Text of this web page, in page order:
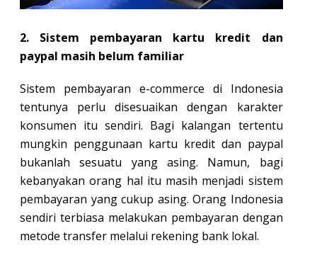
2. Sistem pembayaran kartu kredit dan
paypal masih belum familiar
Sistem pembayaran e-commerce di Indonesia
tentunya perlu disesuaikan dengan karakter
konsumen itu sendiri. Bagi kalangan tertentu
mungkin penggunaan kartu kredit dan paypal
bukanlah sesuatu yang asing. Namun, bagi
kebanyakan orang hal itu masih menjadi sistem
pembayaran yang cukup asing. Orang Indonesia
sendiri terbiasa melakukan pembayaran dengan
metode transfer melalui rekening bank lokal.